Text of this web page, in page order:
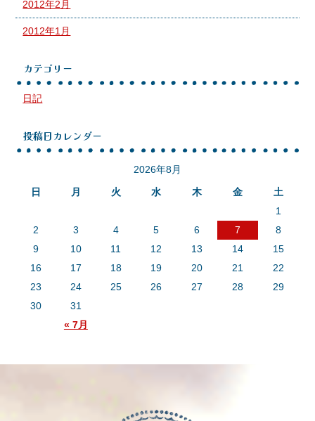
2012年2月
2012年1月
カテゴリー
日記
投稿日カレンダー
2026年8月
日
月 火 水 木 金 土
« 7月
1
2
3 4 5 6 7
8
9
10 11 12 13 14
15
16
17 18 19 20 21
22
23
24 25 26 27 28
29
30
31